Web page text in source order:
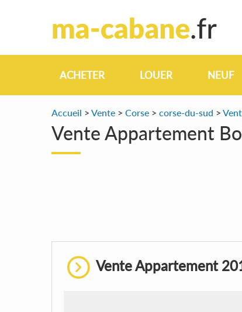
ACHETER LOUER NEUF
Accueil > Vente > Corse > corse-du-sud >
Vente Appartement
Vente Appartement